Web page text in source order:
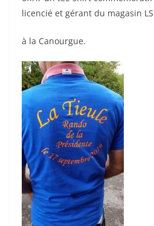
licencié et gérant du magasin
à la Canourgue.